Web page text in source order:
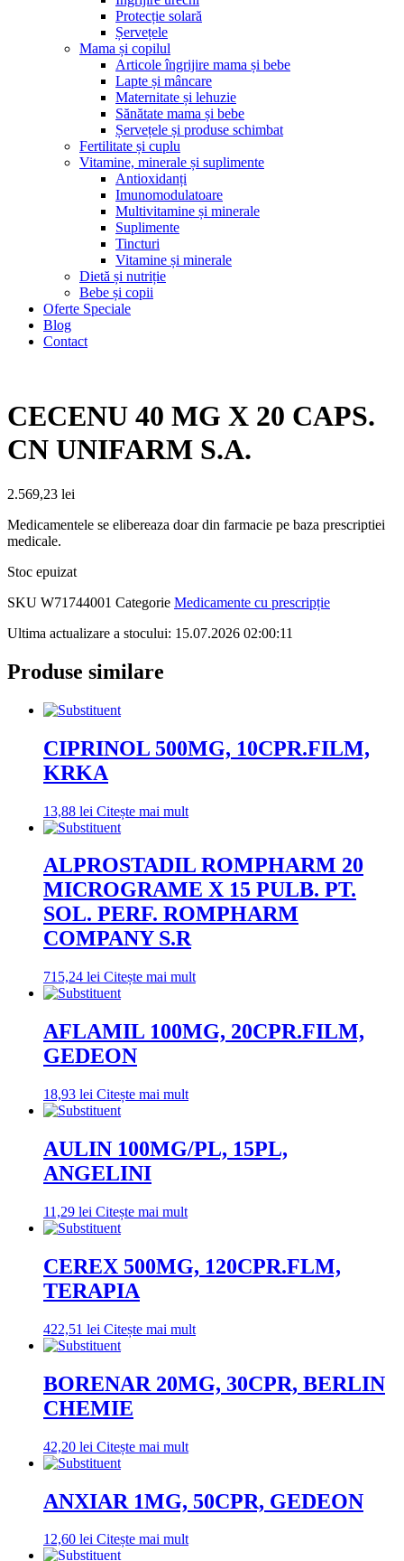
Protecție solară
Șervețele
Mama și copilul
Articole îngrijire mama și bebe
Lapte și mâncare
Maternitate și lehuzie
Sănătate mama și bebe
Șervețele și produse schimbat
Fertilitate și cuplu
Vitamine, minerale și suplimente
Antioxidanți
Imunomodulatoare
Multivitamine și minerale
Suplimente
Tincturi
Vitamine și minerale
Dietă și nutriție
Bebe și copii
Oferte Speciale
Blog
Contact
CECENU 40 MG X 20 CAPS.
CN UNIFARM S.A.
2.569,23 lei
Medicamentele se elibereaza doar din farmacie pe baza prescriptiei
medicale.
Stoc epuizat
SKU W71744001 Categorie Medicamente cu prescripție
Ultima actualizare a stocului: 15.07.2026 02:00:11
Produse similare
CIPRINOL 500MG, 10CPR.FILM,
KRKA
13,88 lei Citește mai mult
ALPROSTADIL ROMPHARM 20
MICROGRAME X 15 PULB. PT.
SOL. PERF. ROMPHARM
COMPANY S.R
715,24 lei Citește mai mult
AFLAMIL 100MG, 20CPR.FILM,
GEDEON
18,93 lei Citește mai mult
AULIN 100MG/PL, 15PL,
ANGELINI
11,29 lei Citește mai mult
CEREX 500MG, 120CPR.FLM,
TERAPIA
422,51 lei Citește mai mult
BORENAR 20MG, 30CPR, BERLIN
CHEMIE
42,20 lei Citește mai mult
ANXIAR 1MG, 50CPR, GEDEON
12,60 lei Citește mai mult